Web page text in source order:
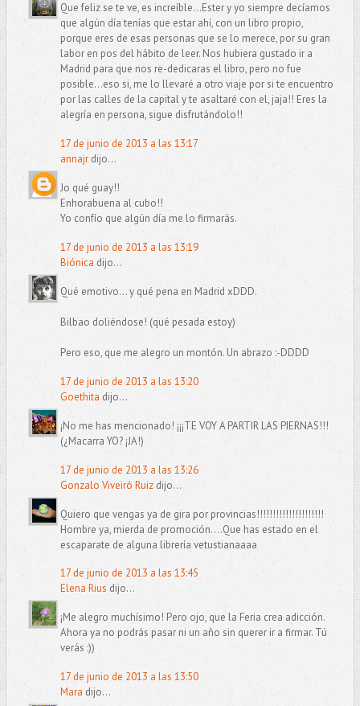
Que feliz se te ve, es increíble...Ester y yo siempre decíamos
que algún día tenías que estar ahí, con un libro propio,
porque eres de esas personas que se lo merece, por su gran
labor en pos del hábito de leer. Nos hubiera gustado ir a
Madrid para que nos re-dedicaras el libro, pero no fue
posible...eso si, me lo llevaré a otro viaje por si te encuentro
por las calles de la capital y te asaltaré con el, jaja!! Eres la
alegría en persona, sigue disfrutándolo!!
17 de junio de 2013 a las 13:17
annajrdijo...
Jo qué guay!!
Enhorabuena al cubo!!
Yo confío que algún día me lo firmarás.
17 de junio de 2013 a las 13:19
Biónica dijo...
Qué emotivo... y qué pena en Madrid xDDD.
Bilbao doliéndose! (qué pesada estoy)
Pero eso, que me alegro un montón. Un abrazo :-DDDD
17 de junio de 2013 a las 13:20
Goethita dijo...
¡No me has mencionado! ¡¡¡TE VOY A PARTIR LAS PIERNAS!!!
(¿Macarra YO? ¡JA!)
17 de junio de 2013 a las 13:26
Gonzalo Viveiró Ruizdijo...
Quiero que vengas ya de gira por provincias!!!!!!!!!!!!!!!!!!!!!
Hombre ya, mierda de promoción....Que has estado en el
escaparate de alguna librería vetustianaaaa
17 de junio de 2013 a las 13:45
Elena Rius dijo...
¡Me alegro muchísimo! Pero ojo, que la Feria crea adicción.
Ahora ya no podrás pasar ni un año sin querer ir a firmar. Tú
verás :))
17 de junio de 2013 a las 13:50
Mara dijo...